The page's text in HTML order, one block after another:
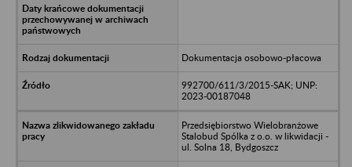
Dokumentacja osobowo-płacowa
992700/611/3/2015-SAK; UNP:
2023-00187048
Przedsiębiorstwo Wielobranżowe
Stalobud Spólka z o.o. w likwidacji -
ul. Solna 18, Bydgoszcz